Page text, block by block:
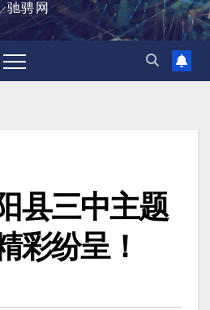
驰骋网
县三中主题
彩纷呈！